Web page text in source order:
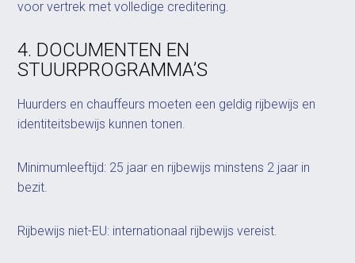
voor vertrek met volledige creditering.
4. DOCUMENTEN EN
STUURPROGRAMMA’S
Huurders en chauffeurs moeten een geldig rijbewijs en
identiteitsbewijs kunnen tonen.
Minimumleeftijd: 25 jaar en rijbewijs minstens 2 jaar in
bezit.
Rijbewijs niet-EU: internationaal rijbewijs vereist.